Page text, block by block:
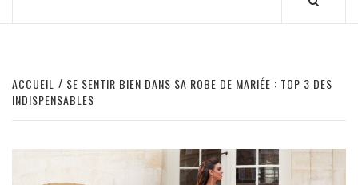
ACCUEIL
SE SENTIR BIEN DANS SA ROBE DE MARIÉE : TOP 3 DES
INDISPENSABLES